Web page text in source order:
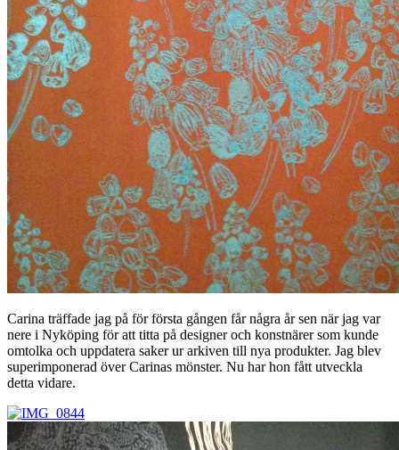
Carina träffade jag på för första gången får några år sen när jag var
nere i Nyköping för att titta på designer och konstnärer som kunde
omtolka och uppdatera saker ur arkiven till nya produkter. Jag blev
superimponerad över Carinas mönster. Nu har hon fått utveckla
detta vidare.